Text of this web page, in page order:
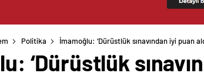
Politika İmamoğlu: ‘Dürüstlük sınavından iyi puan
‘Dürüstlük